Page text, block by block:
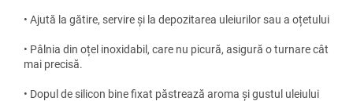
• Ajută la gătire, servire și la depozitarea uleiurilor sau a oțetului
• Pâlnia din oțel inoxidabil, care nu picură, asigură o turnare cât
mai precisă.
• Dopul de silicon bine fixat păstrează aroma și gustul uleiului